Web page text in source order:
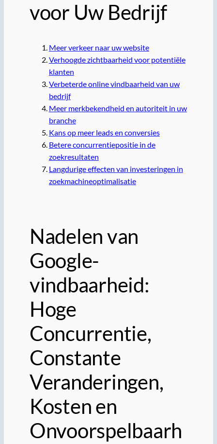
voor Uw Bedrijf
Meer verkeer naar uw website
Verhoogde zichtbaarheid voor potentiële
klanten
Verbeterde online vindbaarheid van uw
bedrijf
Meer merkbekendheid en autoriteit in uw
branche
Kans op meer leads en conversies
Betere concurrentiepositie in de
zoekresultaten
Langdurige effecten van investeringen in
zoekmachineoptimalisatie
Nadelen van
Google-
vindbaarheid:
Hoge
Concurrentie,
Constante
Veranderingen,
Kosten en
Onvoorspelbaarh